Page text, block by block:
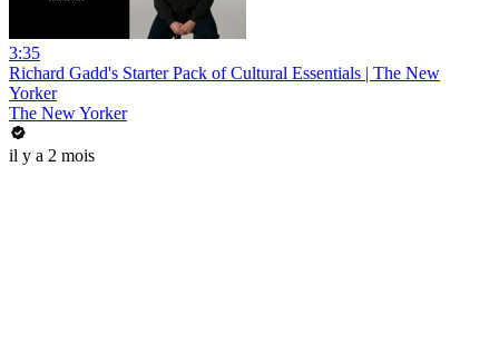
3:35
Richard Gadd's Starter Pack of Cultural Essentials | The New
Yorker
The New Yorker
il y a 2 mois